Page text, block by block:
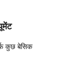
कुछ बेसिक